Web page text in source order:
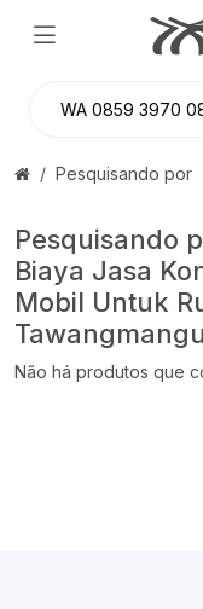
Pesquisando por
Pesquisando
Biaya Jasa
Mobil Untuk
Não há produtos que